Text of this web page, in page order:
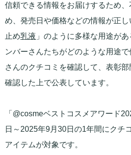
信頼できる情報をお届けするため
め、発売日や価格などの情報が正
止め乳液 」のように多様な用途が
ンバーさんたちがどのような用途
さんのクチコミを確認して、表彰
確認した上で公表しています。
「@cosmeベストコスメアワード
日～2025年9月30日の1年間にクチ
アイテムが対象です。